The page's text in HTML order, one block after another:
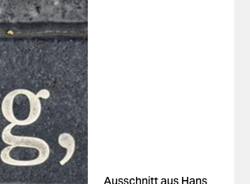
Ausschnitt aus Hans